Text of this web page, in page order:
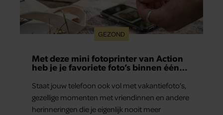
GEZOND
Met deze mini fotoprinter van Action
heb je je favoriete foto’s binnen één
Staat jouw telefoon ook vol met vakantiefoto’s,
gezellige momenten met vriendinnen en andere
herinneringen die je eigenlijk nooit meer